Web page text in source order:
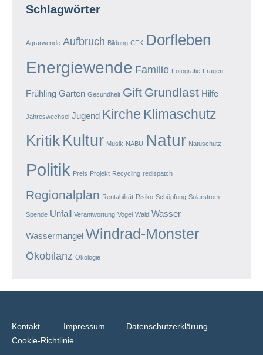
Schlagwörter
Agrarwende Aufbruch Bildung CFK Dorfleben
Energiewende Familie Fotografie Fragen
Frühling Garten Gesundheit Gift Grundlast Hilfe
Jahreswechsel Jugend Kirche Klimaschutz
Kritik Kultur Musik NABU Natur Natuschutz
Politik Preis Projekt Recycling redispatch
Regionalplan Rentabilität Risiko Schöpfung Solarstrom
Spende Unfall Verantwortung Vogel Wald Wasser
Wassermangel Windrad-Monster
Ökobilanz Ökologie
Kontakt Impressum
Datenschutzerklärung
Cookie-Richtlinie